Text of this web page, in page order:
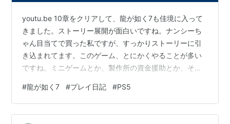
youtu.be 10章をクリアして、龍が如く7も佳境に入って
きました。ストーリー展開が面白いですね。ナンシーち
ゃん目当てで買った私ですが、すっかりストーリーに引
き込まれてます。このゲーム、とにかくやることが多い
ですね。ミニゲームとか、製作所の資金援助とか、その
気がするし、マジで時間泥棒だなあと思います。聞くと
ころによると、8はもっとボリュームありそうな感じみた
いですね。どんだけ時間かかるんだろう。 ランキング参
#龍が如く7 #プレイ日記 #PS5